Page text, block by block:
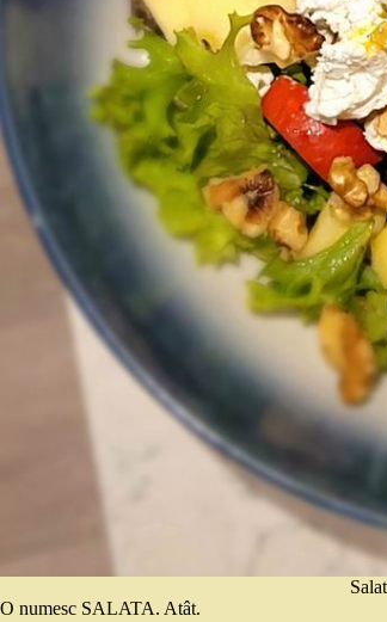
O numesc SALATA. Atât.